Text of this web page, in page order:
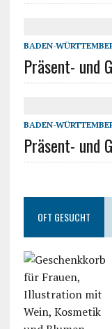
BADEN-
Präsent- und
BADEN-
Präsent- und
OFT GESUCHT